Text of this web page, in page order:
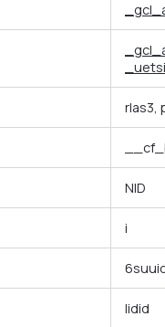
rlas3,
NID
i
lidid